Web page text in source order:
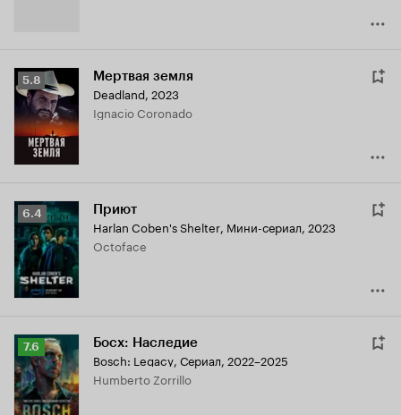
Рейтинг
Кинопоиска
5.8
5.8 Мертвая земля
Deadland, 2023
Ignacio Coronado
Рейтинг
Кинопоиска
6.4
6.4 Приют
Harlan Coben's Shelter, Мини-сериал, 2023
Octoface
Рейтинг
Кинопоиска
7.6
7.6 Босх: Наследие
Bosch: Legacy, Сериал, 2022–2025
Humberto Zorrillo